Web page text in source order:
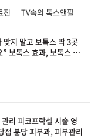
진 TV속의 톡스앤필
맞지 말고 보톡스 딱 3곳
” 보톡스 효과, 보톡스 부
겠습니다.
리 피코프락셀 시술 영
점 분당 피부과, 피부관리